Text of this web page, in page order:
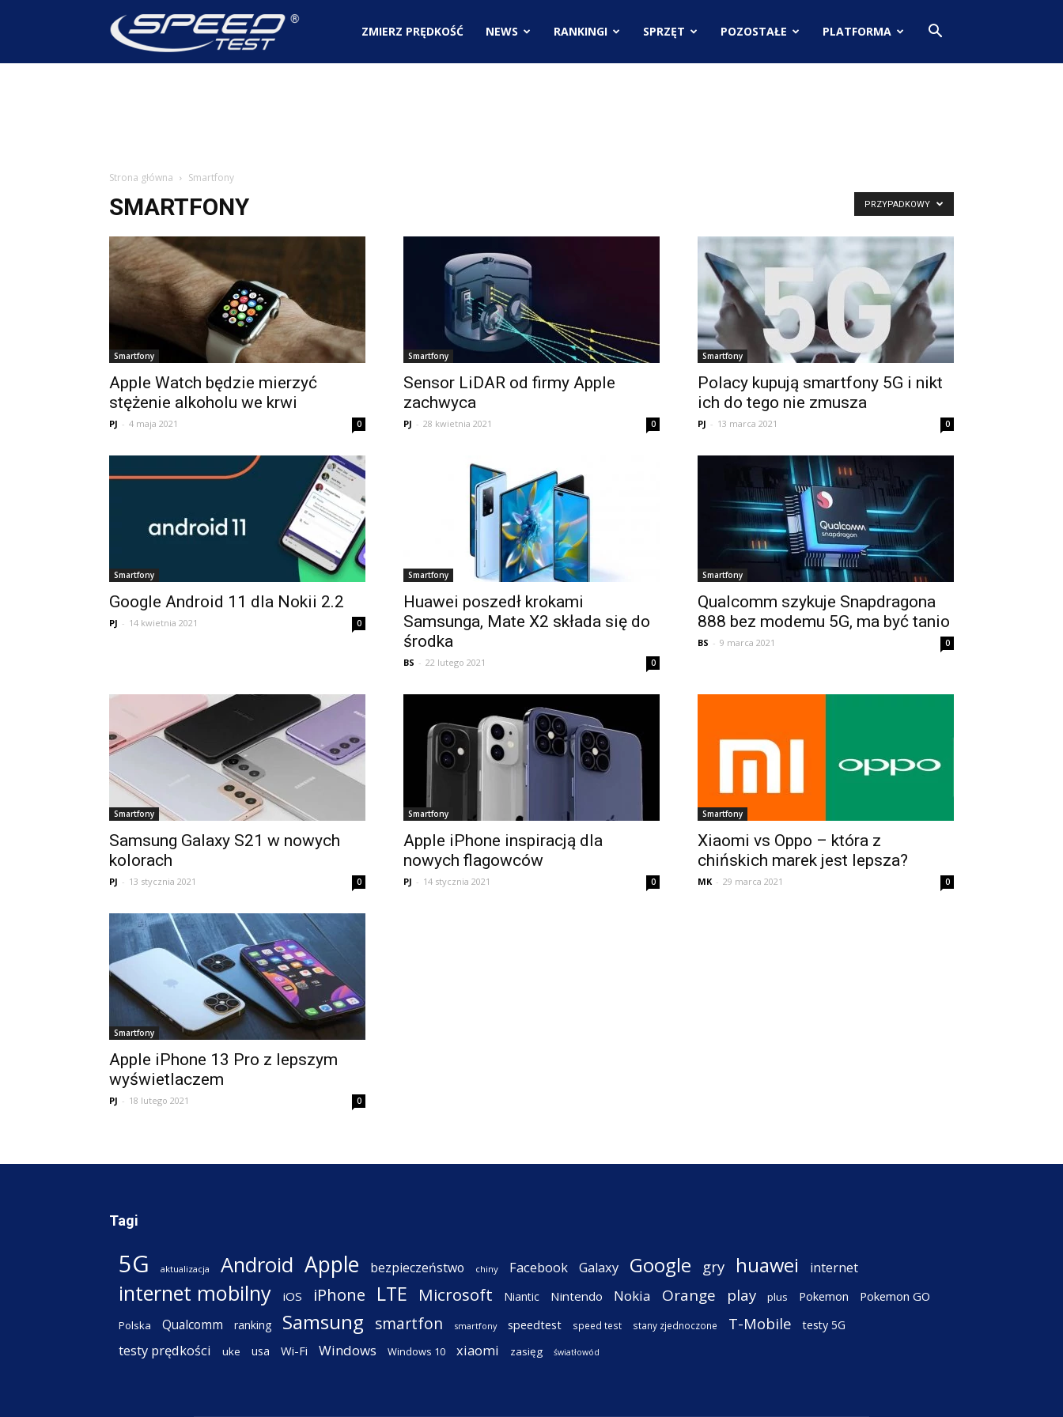
SpeedTest.plZMIERZ PRĘDKOŚĆ NEWS RANKINGI SPRZĘT POZOSTAŁE PLATFORMA
Strona główna Smartfony
SMARTFONY PRZYPADKOWY
Smartfony
Apple Watch będzie mierzyć
stężenie alkoholu we krwi
PJ - 4 maja 2021 0
Smartfony
Sensor LiDAR od firmy Apple
zachwyca
PJ - 28 kwietnia 2021 0
Smartfony
Polacy kupują smartfony 5G i nikt
ich do tego nie zmusza
PJ - 13 marca 2021 0
Smartfony
Google Android 11 dla Nokii 2.2
PJ - 14 kwietnia 2021 0
Smartfony
Huawei poszedł krokami
Samsunga, Mate X2 składa się do
środka
BS - 22 lutego 2021 0
Smartfony
Qualcomm szykuje Snapdragona
888 bez modemu 5G, ma być tanio
BS - 9 marca 2021 0
Smartfony
Samsung Galaxy S21 w nowych
kolorach
PJ - 13 stycznia 2021 0
Smartfony
Apple iPhone inspiracją dla
nowych flagowców
PJ - 14 stycznia 2021 0
Smartfony
Xiaomi vs Oppo – która z
chińskich marek jest lepsza?
MK - 29 marca 2021 0
Smartfony
Apple iPhone 13 Pro z lepszym
wyświetlaczem
PJ - 18 lutego 2021 0
Tagi
5G aktualizacja Android Apple bezpieczeństwo chiny Facebook Galaxy Google gry huawei internet
internet mobilny iOS iPhone LTE Microsoft Niantic Nintendo Nokia Orange play plus Pokemon Pokemon GO
Polska Qualcomm ranking Samsung smartfon smartfony speedtest speed test stany zjednoczone T-Mobile testy 5G
testy prędkości uke usa Wi-Fi Windows Windows 10 xiaomi zasięg światłowód